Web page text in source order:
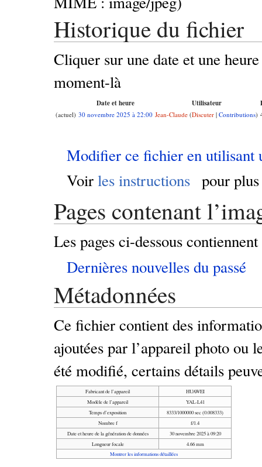
Historique du fichier
Cliquer sur une date et une
moment-là
Date et heure Utilisateur
(actuel) 30 novembre 2025 à 22:00 Jean-Claude (Discuter | Contributions)
Modifier ce fichier en utilisant
Voirles instructions pour
Pages contenant
Les pages ci-dessous
Dernières nouvelles du passé
Métadonnées
Ce fichier contient des
ajoutées par l’appareil photo ou
été modifié, certains détails
Fabricant de l’appareil
HUAWEI
Modèle de l’appareil
YAL-L41
Temps d’exposition
8333/1000000 sec (0.008333)
Nombre f
f/1.4
Date et heure de la génération de données
30 novembre 2025 à 09:20
Longueur focale
4.66 mm
Montrer les informations détaillées